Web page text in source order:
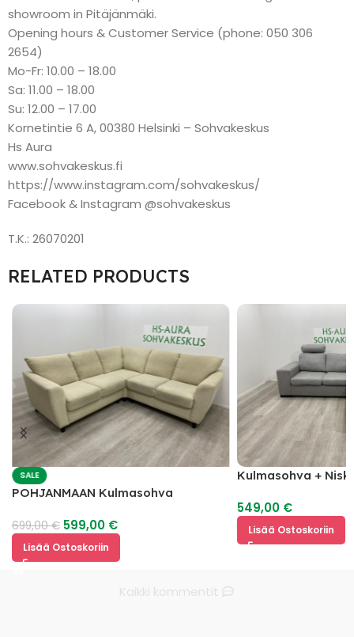
showroom in Pitäjänmäki.
Opening hours & Customer Service (phone: 050 306
2654)
Mo-Fr: 10.00 – 18.00
Sa: 11.00 – 18.00
Su: 12.00 – 17.00
Kornetintie 6 A, 00380 Helsinki – Sohvakeskus
Hs Aura
www.sohvakeskus.fi
https://www.instagram.com/sohvakeskus/
Facebook & Instagram @sohvakeskus
T.K.: 26070201
RELATED PRODUCTS
SALE
POHJANMAAN Kulmasohva
699,00€ 599,00 €
Lisää Ostoskoriin
Kulmasohva +
549,00 €
Lisää Ostoskoriin